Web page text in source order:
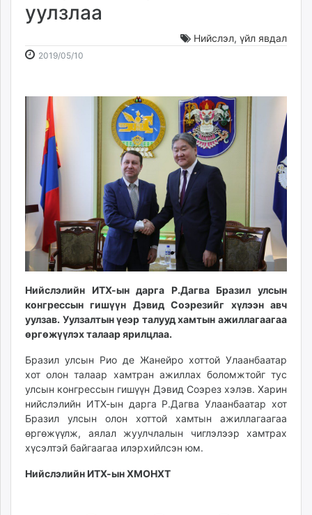
news.mn
Baabar.mn
mnb.mn
Livetv.mn
Eguur.mn
24tsag.mn
shuud.mn
eagle.mn
ergelt.mn
zarig.mn
today.mn
zuv.mn
urlag.mn
unen.mn
shudarga.mn
shuurhai.mn
unuudur.mn
isee.mn
mglradio.com
fact.mn
itoim.mn
уулзлаа
Нийслэл, үйл явдал
2019/05/10
11:15:45
18:19:33
Нийслэлийн ИТХ-ын дарга Р.Дагва Бразил улсын
конгрессын гишүүн Дэвид Соэрезийг хүлээн авч
уулзав. Уулзалтын үеэр талууд хамтын ажиллагаагаа
өргөжүүлэх талаар ярилцлаа.
Бразил улсын Рио де Жанейро хоттой Улаанбаатар
хот олон талаар хамтран ажиллах боломжтойг тус
улсын конгрессын гишүүн Дэвид Соэрез хэлэв. Харин
нийслэлийн ИТХ-ын дарга Р.Дагва Улаанбаатар хот
Бразил улсын олон хоттой хамтын ажиллагаагаа
өргөжүүлж, аялал жуулчлалын чиглэлээр хамтрах
хүсэлтэй байгаагаа илэрхийлсэн юм.
Нийслэлийн ИТХ-ын ХМОНХТ